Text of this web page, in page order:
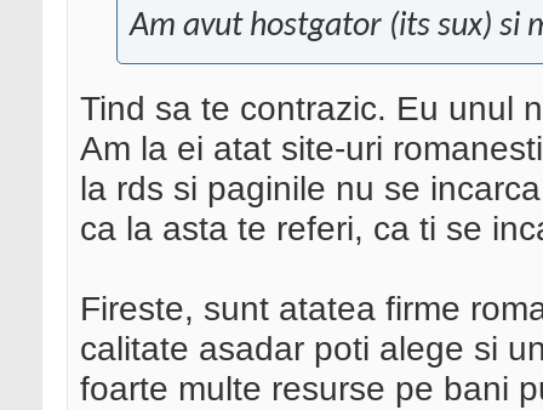
Am avut hostgator (its sux) si
Tind sa te contrazic. Eu unul
Am la ei atat site-uri
la rds si paginile nu se
ca la asta te referi, ca ti se
Fireste, sunt atatea firme
calitate asadar poti alege si
foarte multe resurse pe bani